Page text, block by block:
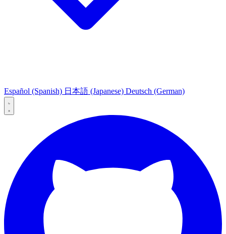
Español (Spanish) 日本語 (Japanese) Deutsch (German)